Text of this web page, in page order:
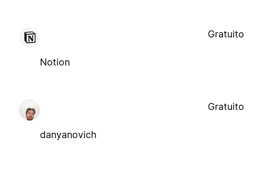
Notion
Gratuito
danyanovich
Gratuito